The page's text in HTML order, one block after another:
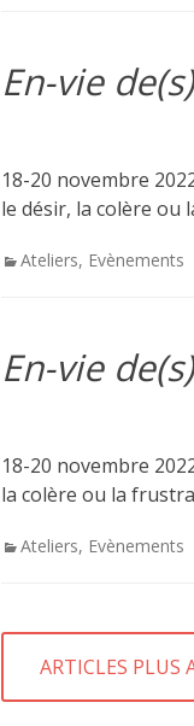
En-vie
18-20 novembre
le désir, la colère ou
Categories
Ateliers, Evènements
En-vie
18-20 novembre
la colère ou la
Categories
Ateliers, Evènements
Navigation
desARTICLES PLUS